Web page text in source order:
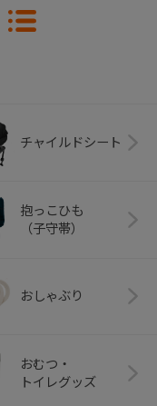
チャイルドシート
抱っこひも
（子守帯）
おしゃぶり
おむつ・
トイレグッズ